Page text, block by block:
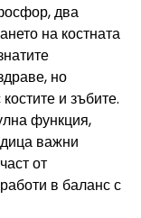
два
на костната
но
и зъбите.
функция,
важни
от
в баланс с